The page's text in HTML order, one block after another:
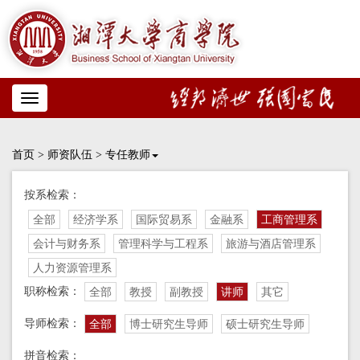
Toggle
navigation
首页 > 师资队伍 > 专任教师
按系检索：
全部 经济学系 国际贸易系 金融系
工商管理系
会计与财务系
管理科学与工程系
旅游与酒店管理系
人力资源管理系
职称检索：
全部 教授 副教授 讲师 其它
导师检索： 全部 博士研究生导师 硕士研究生导师
拼音检索：